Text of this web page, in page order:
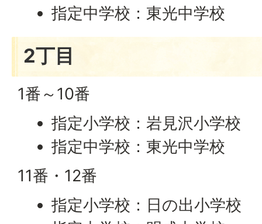
指定中学校：東光中学校
2丁目
1番～10番
指定小学校：岩見沢小学校
指定中学校：東光中学校
11番・12番
指定小学校：日の出小学校